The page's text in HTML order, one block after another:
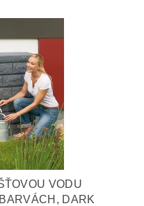
VODU
DARK